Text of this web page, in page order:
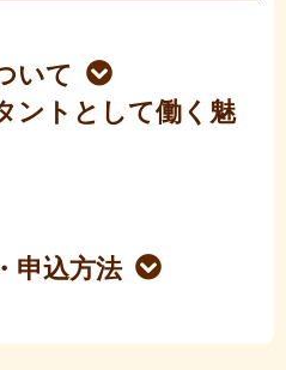
いて
ントとして働く魅
申込方法